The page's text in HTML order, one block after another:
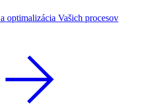
optimalizácia Vašich procesov